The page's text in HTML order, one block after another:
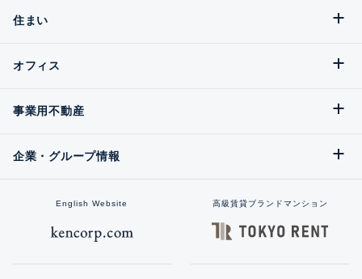
住まい
オフィス
事業用不動産
企業・グループ情報
English Website 高級賃貸ブランドマンション